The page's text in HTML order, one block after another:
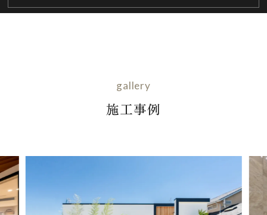
gallery
施工事例